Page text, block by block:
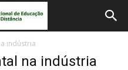
indústria
na indústria